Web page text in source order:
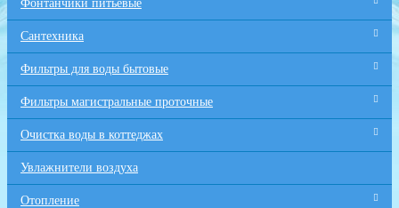
Фонтанчики питьевые
Сантехника
Фильтры для воды бытовые
Фильтры магистральные проточные
Очистка воды в коттеджах
Увлажнители воздуха
Отопление